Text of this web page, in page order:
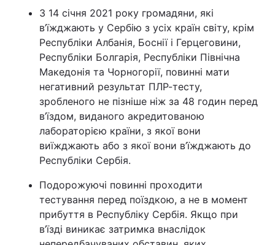
З 14 січня 2021 року громадяни, які
в’їжджають у Сербію з усіх країн світу, крім
Республіки Албанія, Боснії i Герцеговини,
Республіки Болгарія, Республіки Північна
Македонія та Чорногорії, повинні мати
негативний результат ПЛР-тесту,
зробленого не пізніше ніж за 48 годин перед
в’їздом, виданого акредитованою
лабораторією країни, з якої вони
виїжджають або з якої вони в’їжджають до
Республіки Сербія.
Подорожуючі повинні проходити
тестування перед поїздкою, а не в момент
прибуття в Республіку Сербія. Якщо при
в’їзді виникає затримка внаслідок